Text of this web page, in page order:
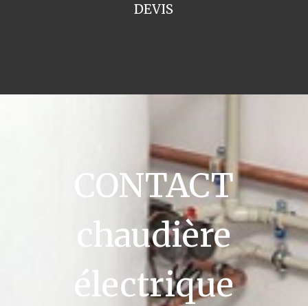
DEVIS
CONTACT
chaudière
électrique